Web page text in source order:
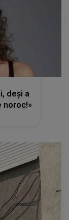
deși a
noroc!»